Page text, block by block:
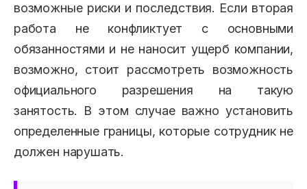
возможные риски и последствия. Если вторая
работа не конфликтует с основными
обязанностями и не наносит ущерб компании,
возможно, стоит рассмотреть возможность
официального разрешения на такую
занятость. В этом случае важно установить
определенные границы, которые сотрудник не
должен нарушать.